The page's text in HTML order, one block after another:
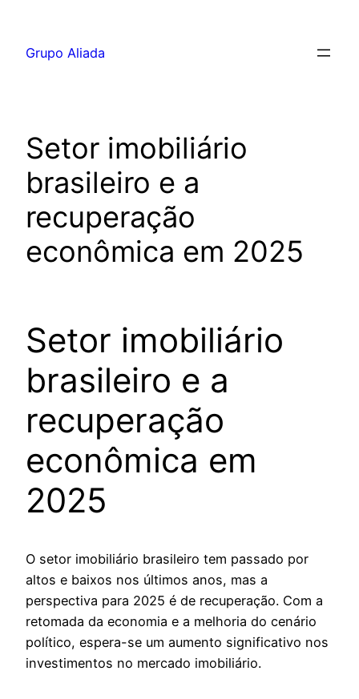
Grupo Aliada
Setor imobiliário
brasileiro e a
recuperação
econômica em 2025
Setor imobiliário
brasileiro e a
recuperação
econômica em
2025
O setor imobiliário brasileiro tem passado por
altos e baixos nos últimos anos, mas a
perspectiva para 2025 é de recuperação. Com a
retomada da economia e a melhoria do cenário
político, espera-se um aumento significativo nos
investimentos no mercado imobiliário.